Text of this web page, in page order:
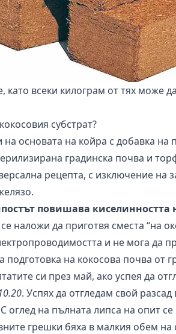
като всеки килограм от тях може
субстрат?
на основата на койра с добавка на
градинска почва и
рецепта, с изключение на
повишава киселинността
наложи да приготвя сместа “на
и не мога да
подготовка на кокосова почва от
си през май, ако успея да
. Успях да отгледам свой
оглед на пълната липса на опит
грешки бяха в малкия обем